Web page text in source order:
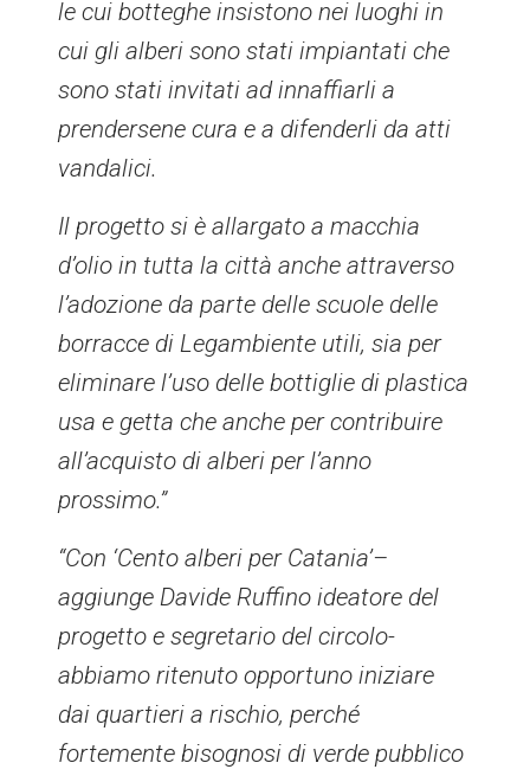
le cui botteghe insistono nei luoghi in
cui gli alberi sono stati impiantati che
sono stati invitati ad innaffiarli a
prendersene cura e a difenderli da atti
vandalici.
Il progetto si è allargato a macchia
d’olio in tutta la città anche attraverso
l’adozione da parte delle scuole delle
borracce di Legambiente utili, sia per
eliminare l’uso delle bottiglie di plastica
usa e getta che anche per contribuire
all’acquisto di alberi per l’anno
prossimo.”
“Con ‘Cento alberi per Catania’–
aggiunge Davide Ruffino ideatore del
progetto e segretario del circolo-
abbiamo ritenuto opportuno iniziare
dai quartieri a rischio, perché
fortemente bisognosi di verde pubblico